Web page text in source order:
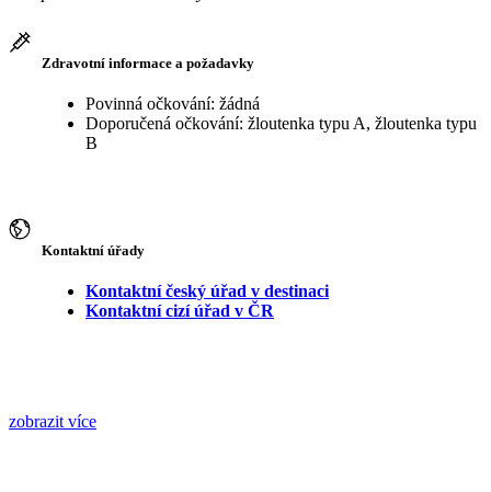
Zdravotní informace a požadavky
Povinná očkování: žádná
Doporučená očkování: žloutenka typu A, žloutenka typu
B
Kontaktní úřady
Kontaktní český úřad v destinaci
Kontaktní cizí úřad v ČR
zobrazit více